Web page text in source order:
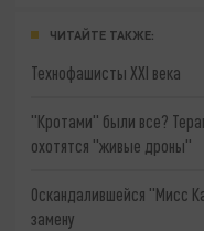
ЧИТАЙТЕ ТАКЖЕ:
Технофашисты XXI века
"Кротами" были все?
охотятся "живые дроны"
Оскандалившейся "Мисс
замену